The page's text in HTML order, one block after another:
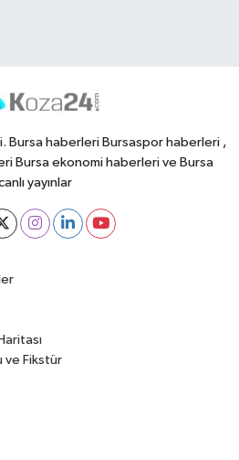
Bursa haberleri Bursaspor haberleri ,
Bursa ekonomi haberleri ve Bursa
yayınlar
ve Fikstür